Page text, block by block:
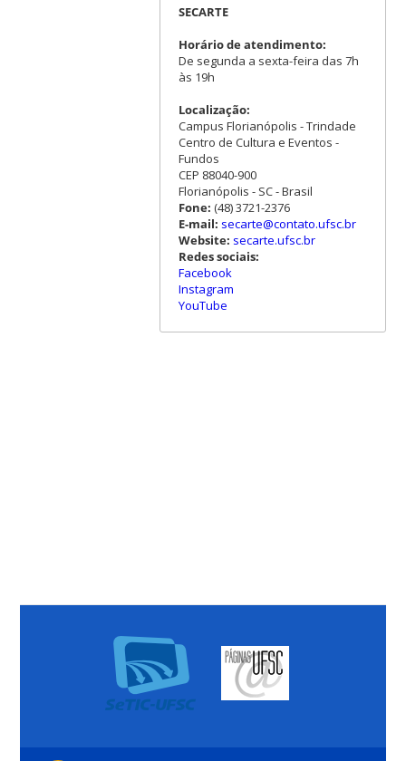
SECARTE
Horário de atendimento:
De segunda a sexta-feira das 7h
às 19h
Localização:
Campus Florianópolis - Trindade
Centro de Cultura e Eventos -
Fundos
CEP 88040-900
Florianópolis - SC - Brasil
Fone: (48) 3721-2376
E-mail: secarte@contato.ufsc.br
Website: secarte.ufsc.br
Redes sociais:
Facebook
Instagram
YouTube